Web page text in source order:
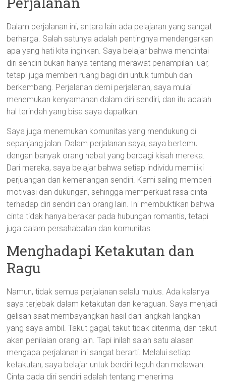
Dalam perjalanan ini, antara lain ada pelajaran yang sangat
berharga. Salah satunya adalah pentingnya mendengarkan
apa yang hati kita inginkan. Saya belajar bahwa mencintai
diri sendiri bukan hanya tentang merawat penampilan luar,
tetapi juga memberi ruang bagi diri untuk tumbuh dan
berkembang. Perjalanan demi perjalanan, saya mulai
menemukan kenyamanan dalam diri sendiri, dan itu adalah
hal terindah yang bisa saya dapatkan.
Saya juga menemukan komunitas yang mendukung di
sepanjang jalan. Dalam perjalanan saya, saya bertemu
dengan banyak orang hebat yang berbagi kisah mereka.
Dari mereka, saya belajar bahwa setiap individu memiliki
perjuangan dan kemenangan sendiri. Kami saling memberi
motivasi dan dukungan, sehingga memperkuat rasa cinta
terhadap diri sendiri dan orang lain. Ini membuktikan bahwa
cinta tidak hanya berakar pada hubungan romantis, tetapi
juga dalam persahabatan dan komunitas.
Menghadapi Ketakutan dan
Ragu
Namun, tidak semua perjalanan selalu mulus. Ada kalanya
saya terjebak dalam ketakutan dan keraguan. Saya menjadi
gelisah saat membayangkan hasil dari langkah-langkah
yang saya ambil. Takut gagal, takut tidak diterima, dan takut
akan penilaian orang lain. Tapi inilah salah satu alasan
mengapa perjalanan ini sangat berarti. Melalui setiap
ketakutan, saya belajar untuk berdiri teguh dan melawan.
Cinta pada diri sendiri adalah tentang menerima